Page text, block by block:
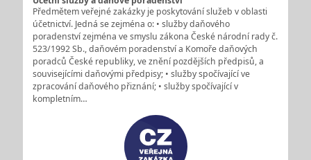
Předmětem veřejné zakázky je poskytování služeb v oblasti
účetnictví. Jedná se zejména o: • služby daňového
poradenství zejména ve smyslu zákona České národní rady č.
523/1992 Sb., daňovém poradenství a Komoře daňových
poradců České republiky, ve znění pozdějších předpisů, a
souvisejícími daňovými předpisy; • služby spočívající ve
zpracování daňového přiznání; • služby spočívající v
kompletním…